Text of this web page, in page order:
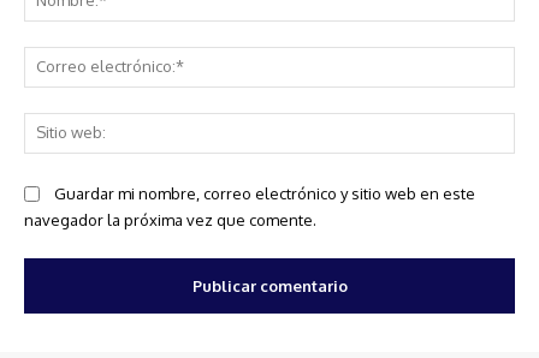
Guardar mi nombre, correo electrónico y sitio web en este
navegador la próxima vez que comente.